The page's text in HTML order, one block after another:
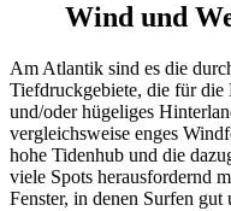
Wind und
Am Atlantik sind es die
Tiefdruckgebiete, die für
und/oder hügeliges
vergleichsweise enges
hohe Tidenhub und die
viele Spots herausfordernd
Fenster, in denen Surfen